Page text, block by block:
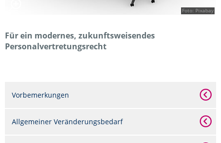
Foto: Pixabay
Für ein modernes, zukunftsweisendes
Personalvertretungsrecht
Vorbemerkungen
Allgemeiner Veränderungsbedarf